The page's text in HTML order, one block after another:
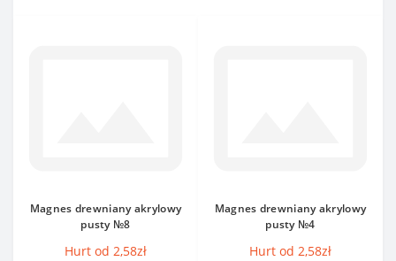
Magnes drewniany akrylowy
pusty №8
Hurt od 2,58zł
Magnes drewniany akrylowy
pusty №4
Hurt od 2,58zł